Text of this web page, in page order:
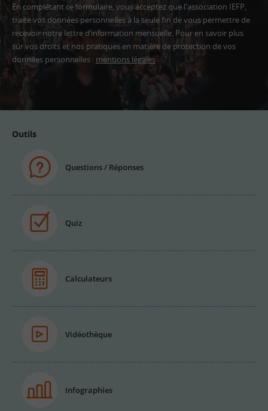
En complétant ce formulaire, vous acceptez que l'association IEFP,
traite vos données personnelles à la seule fin de vous permettre de
recevoir notre lettre d’information mensuelle. Pour en savoir plus
sur vos droits et nos pratiques en matière de protection de vos
données personnelles : mentions légales
Adresse
Outils
Questions / Réponses
Quiz
Calculateurs
Vidéothèque
Infographies